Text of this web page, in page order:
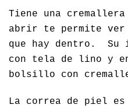
Tiene una
abrir te permite
que hay dentro.
con tela de lino y
bolsillo con
La correa de piel